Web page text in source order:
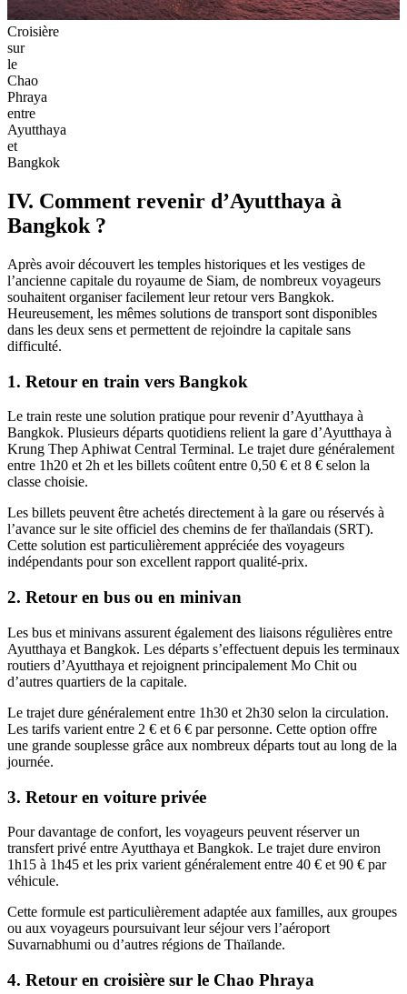
Croisière
sur
le
Chao
Phraya
entre
Ayutthaya
et
Bangkok
IV. Comment revenir d’Ayutthaya à
Bangkok ?
Après avoir découvert les temples historiques et les vestiges de
l’ancienne capitale du royaume de Siam, de nombreux voyageurs
souhaitent organiser facilement leur retour vers Bangkok.
Heureusement, les mêmes solutions de transport sont disponibles
dans les deux sens et permettent de rejoindre la capitale sans
difficulté.
1. Retour en train vers Bangkok
Le train reste une solution pratique pour revenir d’Ayutthaya à
Bangkok. Plusieurs départs quotidiens relient la gare d’Ayutthaya à
Krung Thep Aphiwat Central Terminal. Le trajet dure généralement
entre 1h20 et 2h et les billets coûtent entre 0,50 € et 8 € selon la
classe choisie.
Les billets peuvent être achetés directement à la gare ou réservés à
l’avance sur le site officiel des chemins de fer thaïlandais (SRT).
Cette solution est particulièrement appréciée des voyageurs
indépendants pour son excellent rapport qualité-prix.
2. Retour en bus ou en minivan
Les bus et minivans assurent également des liaisons régulières entre
Ayutthaya et Bangkok. Les départs s’effectuent depuis les terminaux
routiers d’Ayutthaya et rejoignent principalement Mo Chit ou
d’autres quartiers de la capitale.
Le trajet dure généralement entre 1h30 et 2h30 selon la circulation.
Les tarifs varient entre 2 € et 6 € par personne. Cette option offre
une grande souplesse grâce aux nombreux départs tout au long de la
journée.
3. Retour en voiture privée
Pour davantage de confort, les voyageurs peuvent réserver un
transfert privé entre Ayutthaya et Bangkok. Le trajet dure environ
1h15 à 1h45 et les prix varient généralement entre 40 € et 90 € par
véhicule.
Cette formule est particulièrement adaptée aux familles, aux groupes
ou aux voyageurs poursuivant leur séjour vers l’aéroport
Suvarnabhumi ou d’autres régions de Thaïlande.
4. Retour en croisière sur le Chao Phraya